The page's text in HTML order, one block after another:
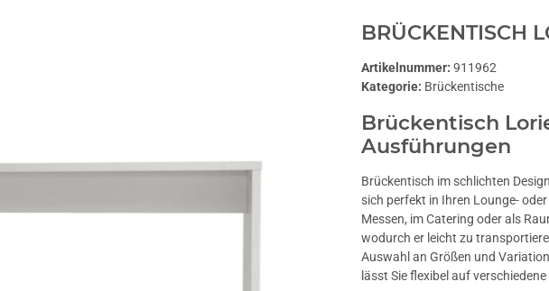
BRÜCKENTISCH
Artikelnummer: 911962
Kategorie: Brückentische
Brückentisch
Ausführungen
Brückentisch im schlichten
sich perfekt in Ihren Lounge-
Messen, im Catering oder als
wodurch er leicht zu
Auswahl an Größen und
lässt Sie flexibel auf